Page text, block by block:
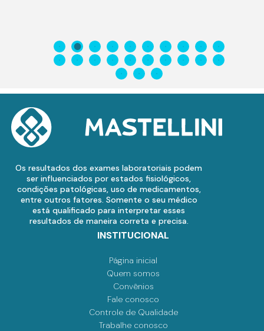
Os resultados dos exames laboratoriais podem
ser influenciados por estados fisiológicos,
condições patológicas, uso de medicamentos,
entre outros fatores. Somente o seu médico
está qualificado para interpretar esses
resultados de maneira correta e precisa.
INSTITUCIONAL
Página inicial
Quem somos
Convênios
Fale conosco
Controle de Qualidade
Trabalhe conosco